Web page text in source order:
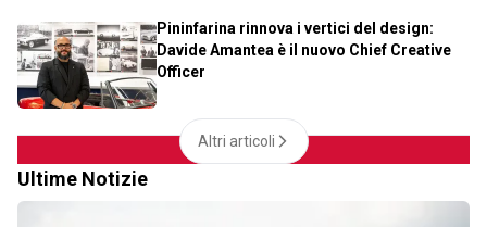
Pininfarina rinnova i vertici del design:
Davide Amantea è il nuovo Chief Creative
Officer
Altri articoli
Ultime Notizie